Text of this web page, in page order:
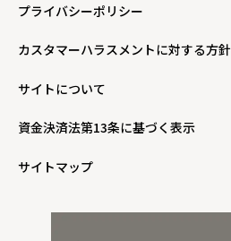
プライバシーポリシー
カスタマーハラスメントに対する方針
サイトについて
資金決済法第13条に基づく表示
サイトマップ